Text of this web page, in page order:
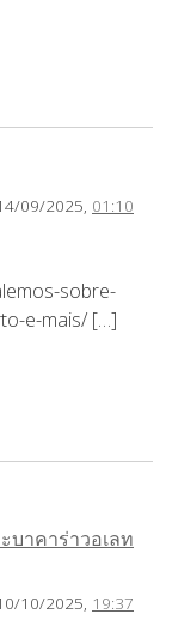
09/2025, 01:10
sobre-
e-mais/ […]
บาคาร่าวอเลท
10/2025, 19:37